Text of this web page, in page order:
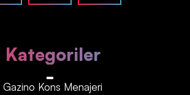
Kategoriler
Gazino Kons Menajeri